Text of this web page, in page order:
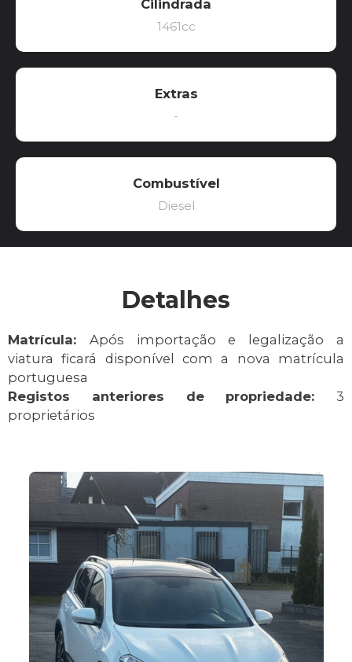
Cilindrada
1461cc
Extras
-
Combustível
Diesel
Detalhes
Matrícula: Após importação e legalização a
viatura ficará disponível com a nova matrícula
portuguesa
Registos anteriores de propriedade: 3
proprietários